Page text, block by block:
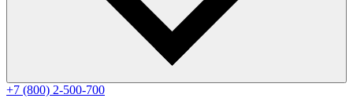
+7 (800) 2-500-700